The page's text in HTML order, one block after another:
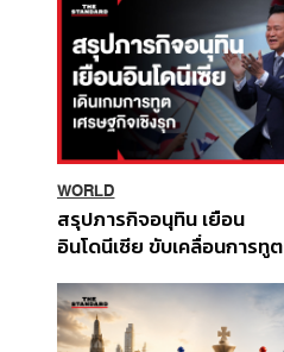
WORLD
สรุปภารกิจอนุทิน เยือน
อินโดนีเซีย ขับเคลื่อนการทูต
ส่วนยุทธศาสตร์ไทย –
อินโดนีเซีย